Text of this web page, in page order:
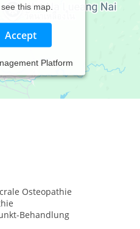
this map.
Accept
Platform
Osteopathie
Behandlung